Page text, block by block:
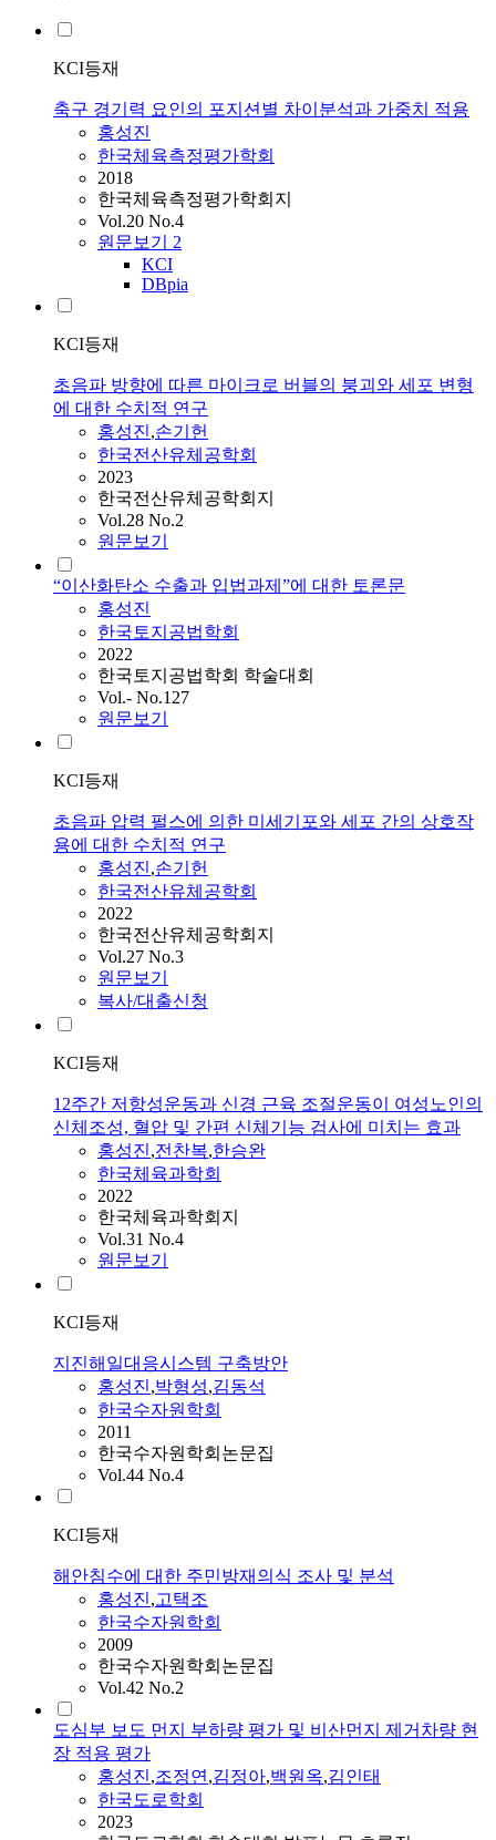
KCI등재
축구 경기력 요인의 포지션별 차이분석과 가중치 적용
홍성진
한국체육측정평가학회
2018
한국체육측정평가학회지
Vol.20 No.4
원문보기 2
KCI
DBpia
KCI등재
초음파 방향에 따른 마이크로 버블의 붕괴와 세포 변형
에 대한 수치적 연구
홍성진,손기헌
한국전산유체공학회
2023
한국전산유체공학회지
Vol.28 No.2
원문보기
“이산화탄소 수출과 입법과제”에 대한 토론문
홍성진
한국토지공법학회
2022
한국토지공법학회 학술대회
Vol.- No.127
원문보기
KCI등재
초음파 압력 펄스에 의한 미세기포와 세포 간의 상호작
용에 대한 수치적 연구
홍성진,손기헌
한국전산유체공학회
2022
한국전산유체공학회지
Vol.27 No.3
원문보기
복사/대출신청
KCI등재
12주간 저항성운동과 신경 근육 조절운동이 여성노인의
신체조성, 혈압 및 간편 신체기능 검사에 미치는 효과
홍성진,전찬복,한승완
한국체육과학회
2022
한국체육과학회지
Vol.31 No.4
원문보기
KCI등재
지진해일대응시스템 구축방안
홍성진,박형성,김동석
한국수자원학회
2011
한국수자원학회논문집
Vol.44 No.4
KCI등재
해안침수에 대한 주민방재의식 조사 및 분석
홍성진,고택조
한국수자원학회
2009
한국수자원학회논문집
Vol.42 No.2
도심부 보도 먼지 부하량 평가 및 비산먼지 제거차량 현
장 적용 평가
홍성진,조정연,김정아,백원옥,김인태
한국도로학회
2023